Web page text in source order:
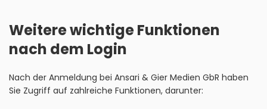
Weitere wichtige Funktionen
nach dem Login
Nach der Anmeldung bei Ansari & Gier Medien GbR haben
Sie Zugriff auf zahlreiche Funktionen, darunter: